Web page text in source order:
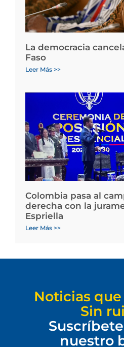
La democracia
Faso
Leer Más >>
Colombia pasa al
derecha con la
Espriella
Leer Más >>
Noticias
Sin
nuestro